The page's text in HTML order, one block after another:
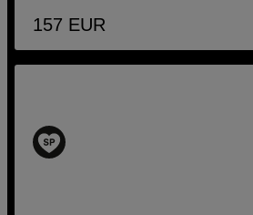
157 EUR